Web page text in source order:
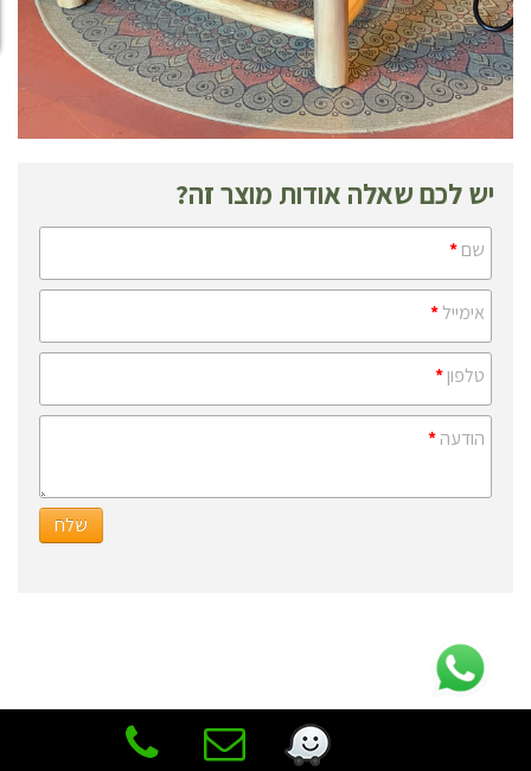
יש לכם שאלה אודות מוצר זה?
שם*
אימייל*
טלפון*
הודעה*
שלח